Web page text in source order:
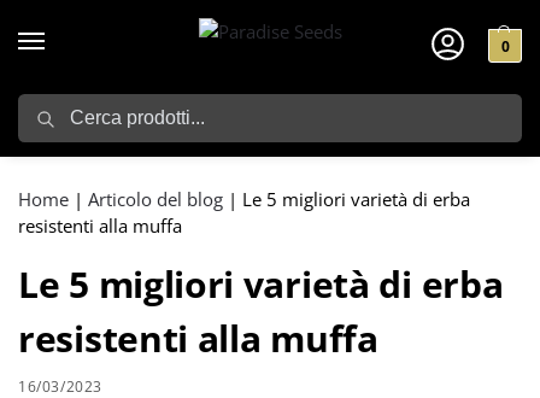
0
Home | Articolo del blog | Le 5 migliori varietà di erba
resistenti alla muffa
Le 5 migliori varietà di erba
resistenti alla muffa
16/03/2023